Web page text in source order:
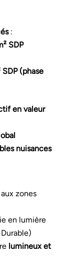
:
SDP
(phase
en valeur
nuisances
zones
en lumière
lumineux et